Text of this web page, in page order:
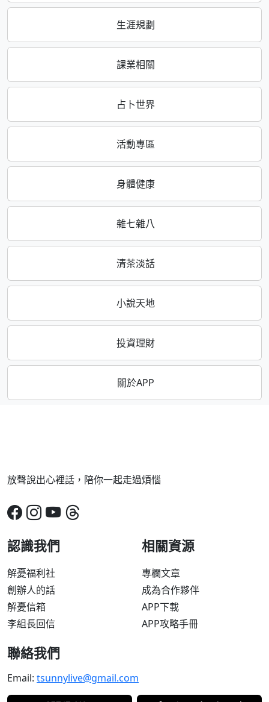
生涯規劃
課業相關
占卜世界
活動專區
身體健康
雜七雜八
清茶淡話
小說天地
投資理財
關於APP
放聲說出心裡話，陪你一起走過煩惱
認識我們
解憂福利社
創辦人的話
解憂信箱
李組長回信
相關資源
專欄文章
成為合作夥伴
APP下載
APP攻略手冊
聯絡我們
Email: tsunnylive@gmail.com